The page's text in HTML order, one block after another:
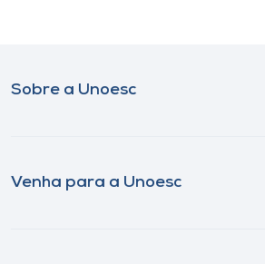
Sobre a Unoesc
Venha para a Unoesc